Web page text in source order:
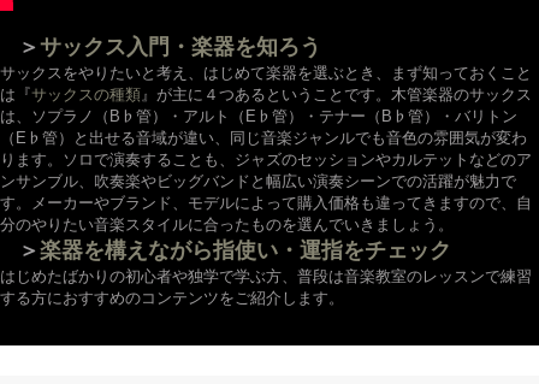
＞ サックス入門・楽器を知ろう
サックスをやりたいと考え、はじめて楽器を選ぶとき、まず知っておくこと
は『サックスの種類 』が主に４つあるということです。木管楽器のサックス
は、ソプラノ（B♭管）・アルト（E♭管）・テナー（B♭管）・バリトン
（E♭管）と出せる音域が違い、同じ音楽ジャンルでも音色の雰囲気が変わ
ります。ソロで演奏することも、ジャズのセッションやカルテットなどのア
ンサンブル、吹奏楽やビッグバンドと幅広い演奏シーンでの活躍が魅力で
す。メーカーやブランド、モデルによって購入価格も違ってきますので、自
分のやりたい音楽スタイルに合ったものを選んでいきましょう。
＞ 楽器を構えながら指使い・運指をチェック
はじめたばかりの初心者や独学で学ぶ方、普段は音楽教室のレッスンで練習
する方におすすめのコンテンツをご紹介します。